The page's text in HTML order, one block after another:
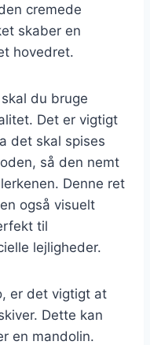
cremede
skaber en
hovedret.
du bruge
Det er vigtigt
det skal spises
så den nemt
Denne ret
også visuelt
til
lejligheder.
er det vigtigt at
Dette kan
en mandolin.